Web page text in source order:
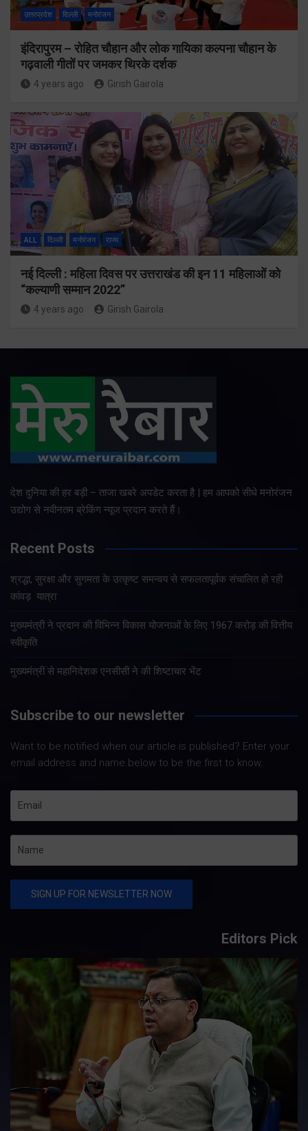
उत्तरप्रदेश दिल्ली मनोरंजन
इंदिरापुरम – रोहित चौहान और लोक गायिका कल्पना चौहान के
गढ़वाली गीतों पर जमकर थिरके दर्शक
4 years ago Girish Gairola
ALL दिल्ली मनोरंजन राज्य
नई दिल्ली : महिला दिवस पर उत्तराखंड की इन 11 महिलाओं को
“कल्याणी सम्मान 2022”
4 years ago Girish Gairola
देश दुनिया की हर बड़ी – ताजा खबरे अपडेट करता है | हम आपको सीधे मनोरंजन
उद्योग से नवीनतम ब्रेकिंग न्यूज प्रदान करते हैं।
Recent Posts
श्रद्धा, सुरक्षा और सुगमता के उत्कृष्ट समन्वय से सफलतापूर्वक संचालित हो रही
कांवड़ यात्रा
मुख्यमंत्री ने प्रदान की विभिन्न विकास योजनाओं के लिए 1967 करोड़ की वित्तीय
स्वीकृति
मुख्यमंत्री से महानिदेशक एनसीसी ने की शिष्टाचार भेंट
Subscribe to our newsletter
Want to be notified when our article is published? Enter your
email address and name below to be the first to know.
Editors Pick